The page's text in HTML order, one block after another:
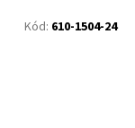
Kód: 610-1504-24